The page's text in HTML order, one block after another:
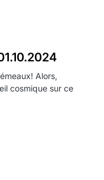
Alors,
cosmique sur ce